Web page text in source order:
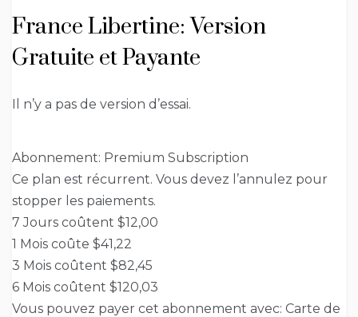
France Libertine: Version
Gratuite et Payante
Il n’y a pas de version d’essai.
Abonnement: Premium Subscription
Ce plan est récurrent. Vous devez l’annulez pour
stopper les paiements.
7 Jours coûtent $12,00
1 Mois coûte $41,22
3 Mois coûtent $82,45
6 Mois coûtent $120,03
Vous pouvez payer cet abonnement avec: Carte de